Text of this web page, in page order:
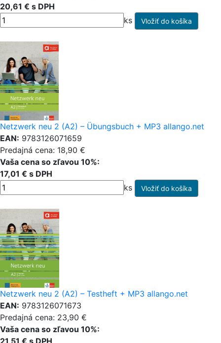
20,61 € s DPH
ks
Netzwerk neu 2 (A2) – Übungsbuch + MP3 allango.net
EAN: 9783126071659
Predajná cena: 18,90 €
Vaša cena so zľavou 10%:
17,01 € s DPH
ks
Netzwerk neu 2 (A2) – Testheft + MP3 allango.net
EAN: 9783126071673
Predajná cena: 23,90 €
Vaša cena so zľavou 10%:
21,51 € s DPH